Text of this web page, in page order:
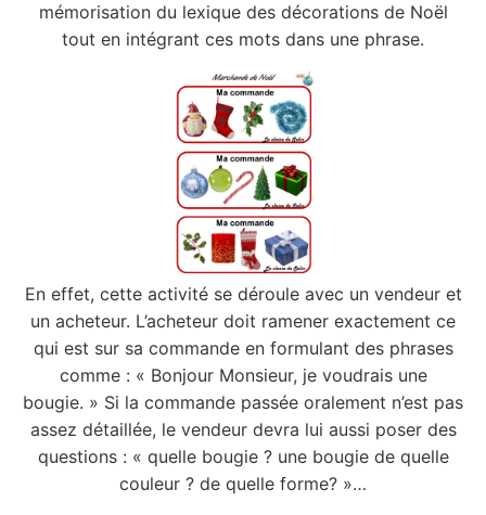
mémorisation du lexique des décorations de Noël
tout en intégrant ces mots dans une phrase.
En effet, cette activité se déroule avec un vendeur et
un acheteur. L’acheteur doit ramener exactement ce
qui est sur sa commande en formulant des phrases
comme : « Bonjour Monsieur, je voudrais une
bougie. » Si la commande passée oralement n’est pas
assez détaillée, le vendeur devra lui aussi poser des
questions : « quelle bougie ? une bougie de quelle
couleur ? de quelle forme? »…